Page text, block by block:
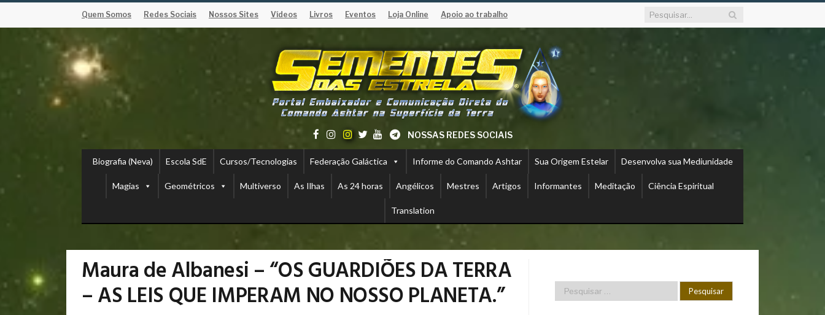
Quem Somos Redes Sociais Nossos Sites Vídeos Livros Eventos Loja Online Apoio ao trabalho
NOSSAS REDES SOCIAIS
Biografia (Neva) Escola SdE Cursos/Tecnologias Federação Galáctica Informe do Comando Ashtar Sua Origem Estelar Desenvolva sua Mediunidade
Magias Geométricos Multiverso As Ilhas As 24 horas Angélicos Mestres Artigos Informantes Meditação Ciência Espiritual
Translation
Maura de Albanesi – “OS GUARDIÕES DA TERRA
– AS LEIS QUE IMPERAM NO NOSSO PLANETA.”